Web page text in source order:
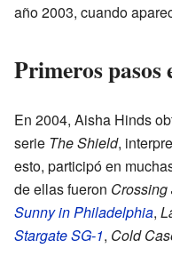
año 2003, cuando
Primeros pasos
En 2004, Aisha Hinds
serie The Shield,
esto, participó en
de ellas fueron Crossing
Sunny in Philadelphia,
Stargate SG-1, Cold